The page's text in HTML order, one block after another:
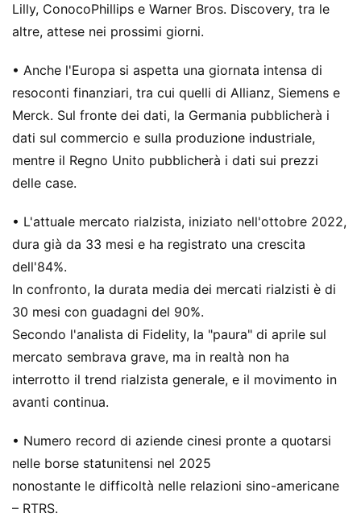
Lilly, ConocoPhillips e Warner Bros. Discovery, tra le
altre, attese nei prossimi giorni.
• Anche l'Europa si aspetta una giornata intensa di
resoconti finanziari, tra cui quelli di Allianz, Siemens e
Merck. Sul fronte dei dati, la Germania pubblicherà i
dati sul commercio e sulla produzione industriale,
mentre il Regno Unito pubblicherà i dati sui prezzi
delle case.
• L'attuale mercato rialzista, iniziato nell'ottobre 2022,
dura già da 33 mesi e ha registrato una crescita
dell'84%.
In confronto, la durata media dei mercati rialzisti è di
30 mesi con guadagni del 90%.
Secondo l'analista di Fidelity, la "paura" di aprile sul
mercato sembrava grave, ma in realtà non ha
interrotto il trend rialzista generale, e il movimento in
avanti continua.
• Numero record di aziende cinesi pronte a quotarsi
nelle borse statunitensi nel 2025
nonostante le difficoltà nelle relazioni sino-americane
– RTRS.